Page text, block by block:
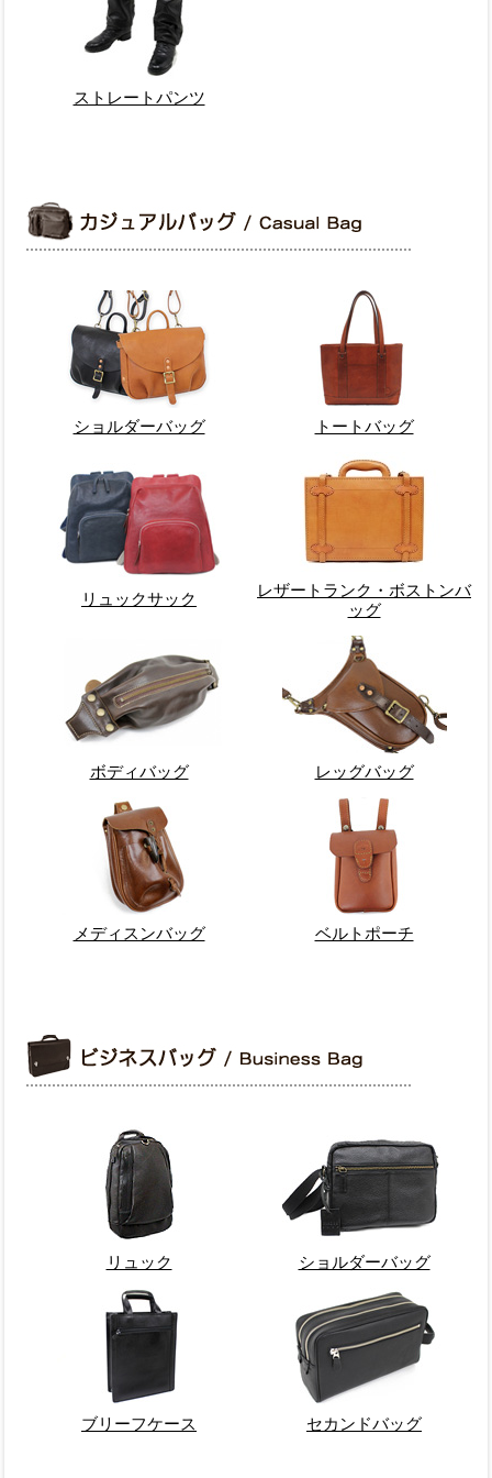
ストレートパンツ
ショルダーバッグ トートバッグ
リュックサック
レザートランク・ボストンバ
ッグ
ボディバッグ レッグバッグ
メディスンバッグ ベルトポーチ
リュック ショルダーバッグ
ブリーフケース セカンドバッグ